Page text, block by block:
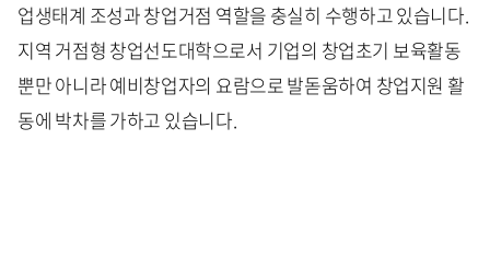
업생태계 조성과 창업거점 역할을 충실히 수행하고 있습니다.
지역 거점형 창업선도대학으로서 기업의 창업초기 보육활동
뿐만 아니라 예비창업자의 요람으로 발돋움하여 창업지원 활
동에 박차를 가하고 있습니다.